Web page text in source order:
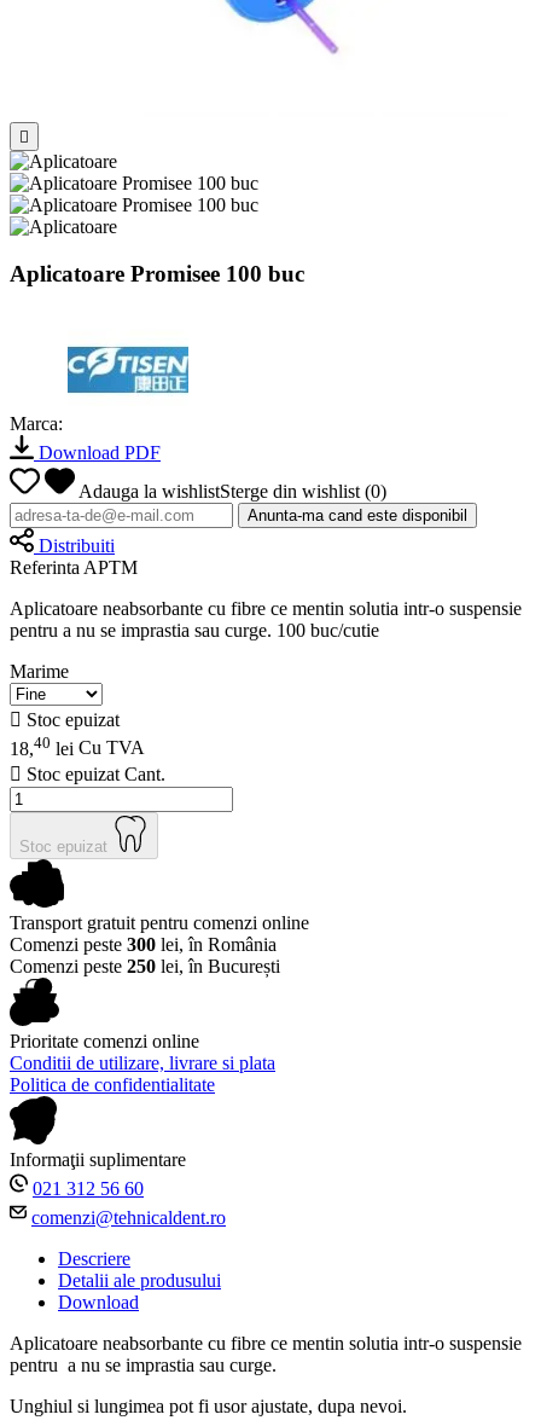

Aplicatoare Promisee 100 buc
Marca:
Download PDF
Adauga la wishlistSterge din wishlist (0)
Anunta-ma cand este disponibil
Distribuiti
Referinta APTM
Aplicatoare neabsorbante cu fibre ce mentin solutia intr-o suspensie
pentru a nu se imprastia sau curge. 100 buc/cutie
Marime
 Stoc epuizat
18,40 lei Cu TVA
 Stoc epuizat Cant.
Stoc epuizat
Transport gratuit pentru comenzi online
Comenzi peste 300 lei, în România
Comenzi peste 250 lei, în București
Prioritate comenzi online
Conditii de utilizare, livrare si plata
Politica de confidentialitate
Informaţii suplimentare
021 312 56 60
comenzi@tehnicaldent.ro
Descriere
Detalii ale produsului
Download
Aplicatoare neabsorbante cu fibre ce mentin solutia intr-o suspensie
pentru a nu se imprastia sau curge.
Unghiul si lungimea pot fi usor ajustate, dupa nevoi.